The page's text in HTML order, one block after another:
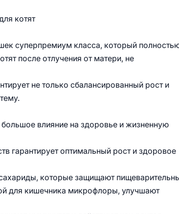
котят
суперпремиум класса, который
после отлучения от матери, не
не только сбалансированный рост и
влияние на здоровье и жизненную
гарантирует оптимальный рост и здоровое
которые защищают
для кишечника микрофлоры, улучшают